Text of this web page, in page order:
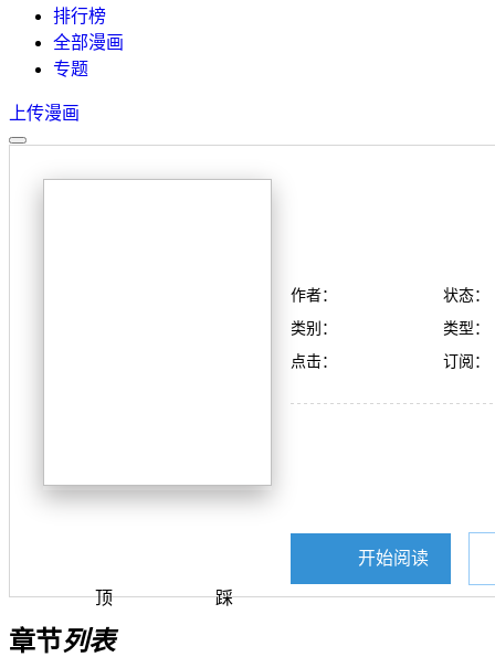
排行榜
全部漫画
专题
上传漫画
顶 踩
作者：
状态：
类别：
类型：
点击：
订阅：
开始阅读
章节列表